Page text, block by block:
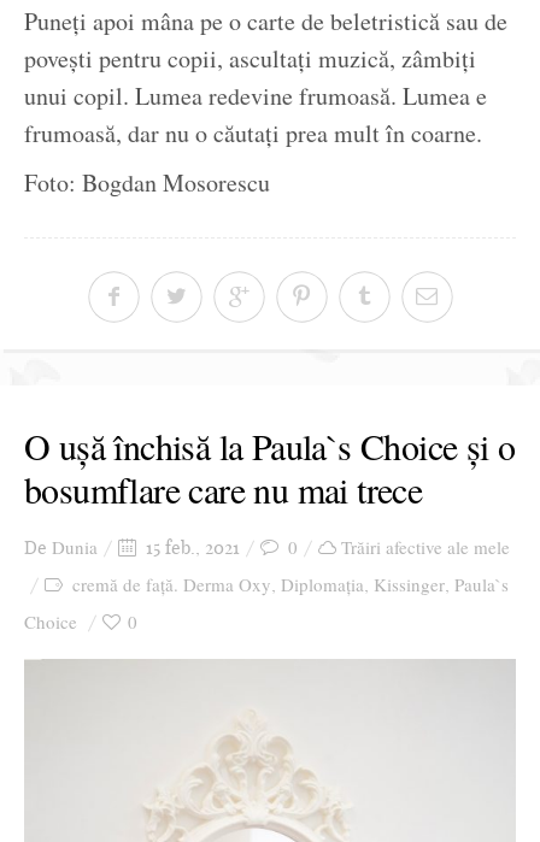
Puneți apoi mâna pe o carte de beletristică sau de
povești pentru copii, ascultați muzică, zâmbiți
unui copil. Lumea redevine frumoasă. Lumea e
frumoasă, dar nu o căutați prea mult în coarne.
Foto: Bogdan Mosorescu
O ușă închisă la Paula`s Choice și o
bosumflare care nu mai trece
De Dunia 15 feb., 2021 0
Trăiri afective ale mele
cremă de față. Derma Oxy, Diplomația, Kissinger, Paula`s
Choice
0